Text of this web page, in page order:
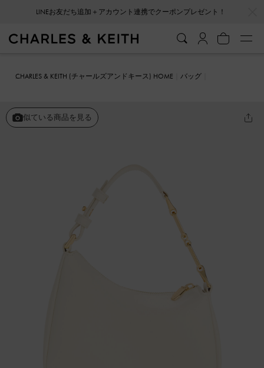
LINEお友だち追加＋アカウント連携でクーポンプレゼント！
CHARLES & KEITH (チャールズアンドキース) HOME
バッグ
似ている商品を見る